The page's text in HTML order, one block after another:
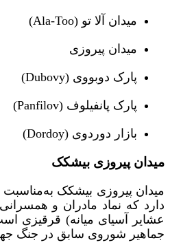
میدان آلا تو (Ala-Too)
میدان پیروزی
پارک دوبووی (Dubovy)
پارک پانفیلوف (Panfilov)
بازار دوردوی (Dordoy)
میدان پیروزی بیشکک
دارد که نماد مادران و
جماهیر شوروی سابق در جنگ